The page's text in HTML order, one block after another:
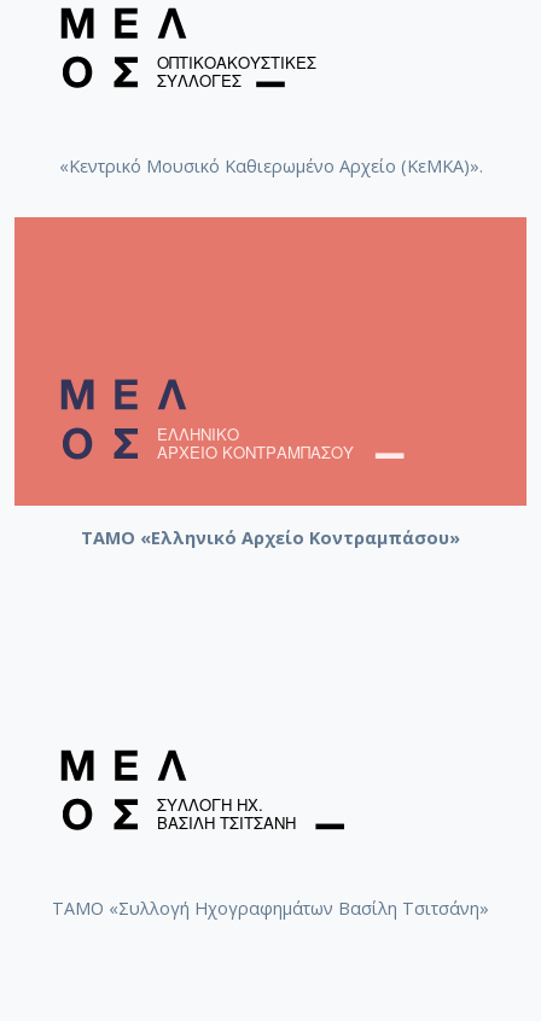
«Κεντρικό Μουσικό Καθιερωμένο Αρχείο (ΚεΜΚΑ)».
ΤΑΜΟ «Ελληνικό Αρχείο Κοντραμπάσου»
ΤΑΜΟ «Συλλογή Ηχογραφημάτων Βασίλη Τσιτσάνη»